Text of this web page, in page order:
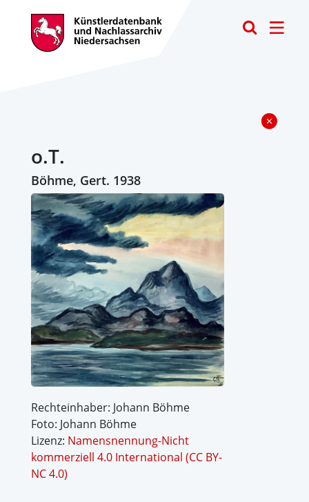
o.T.
Böhme, Gert. 1938
Rechteinhaber: Johann Böhme
Foto: Johann Böhme
Lizenz: Namensnennung-Nicht
kommerziell 4.0 International (CC BY-
NC 4.0)